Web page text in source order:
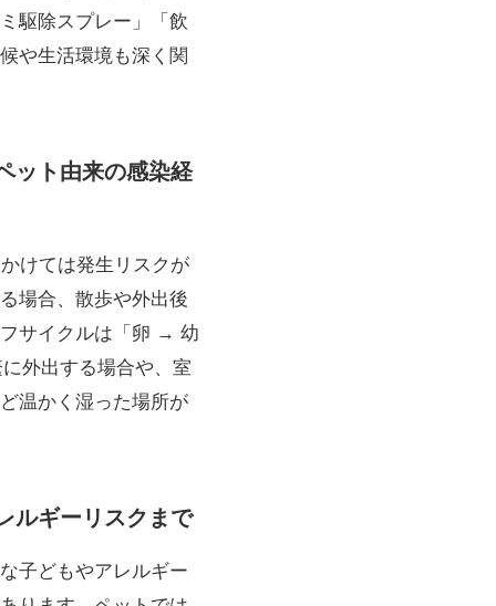
駆除スプレー」「飲
や生活環境も深く関
ット由来の感染経
けては発生リスクが
場合、散歩や外出後
サイクルは「卵 → 幼
外出する場合や、室
温かく湿った場所が
ルギーリスクまで
子どもやアレルギー